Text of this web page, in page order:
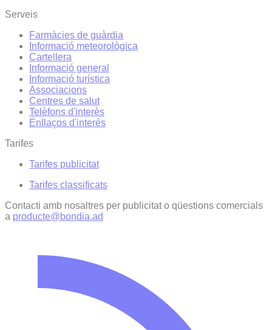
Serveis
Farmàcies de guàrdia
Informació meteorològica
Cartellera
Informació general
Informació turística
Associacions
Centres de salut
Telèfons d'interès
Enllaços d'interés
Tarifes
Tarifes publicitat
Tarifes classificats
Contacti amb nosaltres per publicitat o qüestions comercials
a producte@bondia.ad